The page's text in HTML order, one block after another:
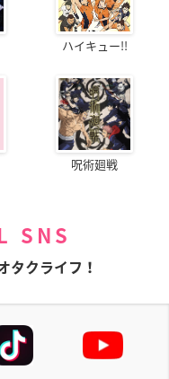
ハイキュー!!
呪術廻戦
SNS
タクライフ！